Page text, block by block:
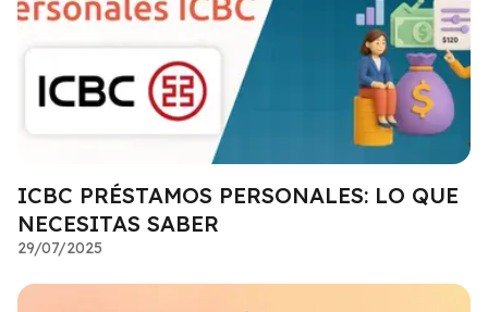
ICBC PRÉSTAMOS PERSONALES: LO QUE
NECESITAS SABER
29/07/2025